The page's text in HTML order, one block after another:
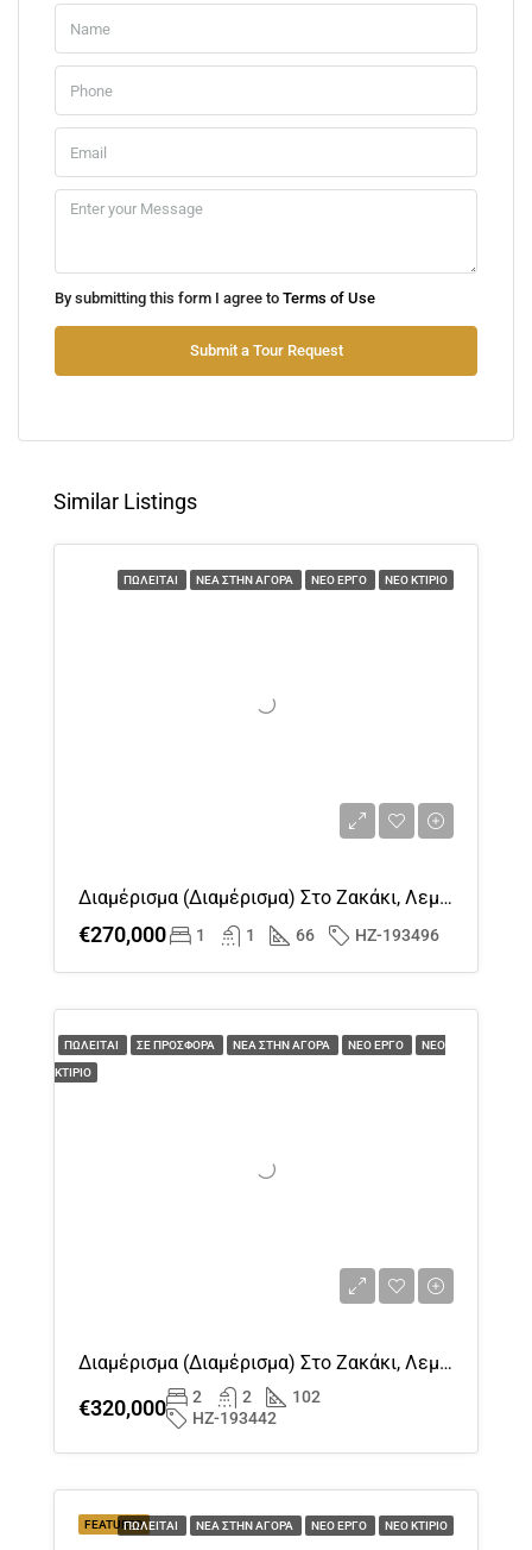
10
11
Τε
12
Αυγ
Αυγ
Δε
17
Αυγ
Τρ
Τε
Πα
Σα
By submitting this form I agree to Terms of Use
Submit a Tour Request
Similar Listings
ΠΩΛΕΊΤΑΙ ΝΈΑ ΣΤΗΝ ΑΓΟΡΆ ΝΈΟ ΈΡΓΟ ΝΈΟ ΚΤΊΡΙΟ
Διαμέρισμα (διαμέρισμα) Στο Ζακάκι, Λεμεσός Προς Πώληση
€270,000 1 1 66 HZ-193496
ΠΩΛΕΊΤΑΙ ΣΕ ΠΡΟΣΦΟΡΆ ΝΈΑ ΣΤΗΝ ΑΓΟΡΆ ΝΈΟ ΈΡΓΟ ΝΈΟ
ΚΤΊΡΙΟ
Διαμέρισμα (διαμέρισμα) Στο Ζακάκι, Λεμεσός Προς Πώληση
€320,000 2 2
102
HZ-193442
FEATUREDΠΩΛΕΊΤΑΙ ΝΈΑ ΣΤΗΝ ΑΓΟΡΆ ΝΈΟ ΈΡΓΟ ΝΈΟ ΚΤΊΡΙΟ